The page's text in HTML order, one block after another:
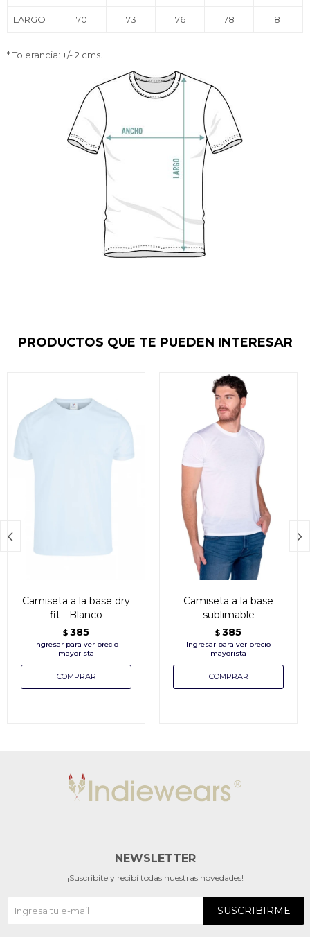
LARGO 70 73 76 78 81
* Tolerancia: +/- 2 cms.
PRODUCTOS QUE TE PUEDEN INTERESAR
Camiseta a la base dry
fit - Blanco
$ 385
Camiseta a la base
sublimable
$ 385
 
NEWSLETTER
¡Suscribite y recibí todas nuestras novedades!
SUSCRIBIRME